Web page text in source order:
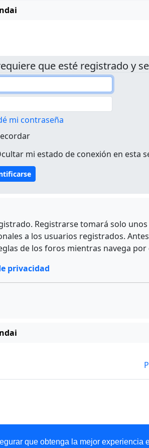
que obtenga la mejor experiencia
que esté registrado y
mi contraseña
mi estado de conexión en esta
Registrarse tomará solo
a los usuarios registrados.
de los foros mientras navega por
privacidad